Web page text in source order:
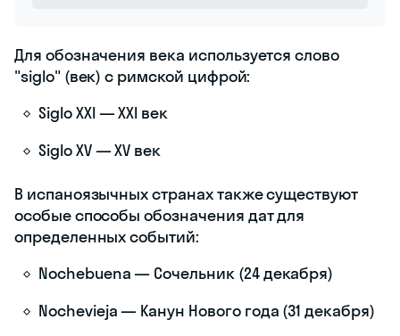
Для обозначения века используется слово
"siglo" (век) с римской цифрой:
Siglo XXI — XXI век
Siglo XV — XV век
В испаноязычных странах также существуют
особые способы обозначения дат для
определенных событий:
Nochebuena — Сочельник (24 декабря)
Nochevieja — Канун Нового года (31 декабря)